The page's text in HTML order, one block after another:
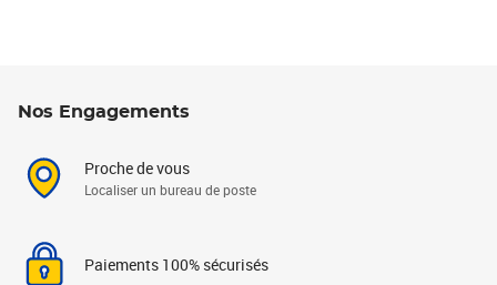
Nos Engagements
Proche de vous
Localiser un bureau de poste
Paiements 100% sécurisés